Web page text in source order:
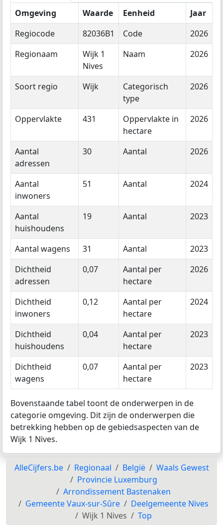
Omgeving Waarde Eenheid
Jaar
Regiocode
82036B1 Code
2026
Regionaam
Wijk 1
Nives
Naam 2026
Soort regio Wijk
Categorisch
type
2026
Oppervlakte 431
Oppervlakte in
hectare
2026
Aantal
adressen
30 Aantal 2026
Aantal
inwoners
51 Aantal 2024
Aantal
huishoudens
19 Aantal 2023
Aantal wagens 31 Aantal
2023
Dichtheid
adressen
0,07
Aantal per
hectare
2026
Dichtheid
inwoners
0,12
Aantal per
hectare
2024
Dichtheid
huishoudens
0,04
Aantal per
hectare
2023
Dichtheid
wagens
0,07
Aantal per
hectare
2023
Bovenstaande tabel toont de onderwerpen in de
categorie omgeving. Dit zijn de onderwerpen die
betrekking hebben op de gebiedsaspecten van de
Wijk 1 Nives.
AlleCijfers.be Regionaal België
Waals Gewest
Provincie Luxemburg
Arrondissement Bastenaken
Gemeente Vaux-sur-Sûre
Deelgemeente Nives
Wijk 1 Nives
Top